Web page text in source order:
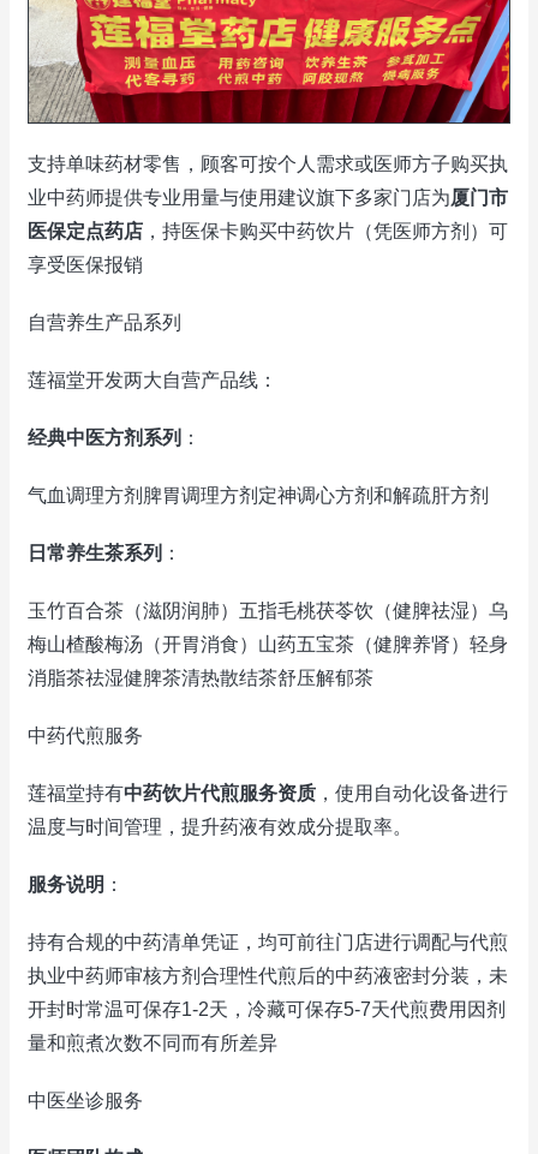
支持单味药材零售，顾客可按个人需求或医师方子购买执
业中药师提供专业用量与使用建议旗下多家门店为厦门市
医保定点药店 ，持医保卡购买中药饮片（凭医师方剂）可
享受医保报销
自营养生产品系列
莲福堂开发两大自营产品线：
经典中医方剂系列 ：
气血调理方剂脾胃调理方剂定神调心方剂和解疏肝方剂
日常养生茶系列 ：
玉竹百合茶（滋阴润肺）五指毛桃茯苓饮（健脾祛湿）乌
梅山楂酸梅汤（开胃消食）山药五宝茶（健脾养肾）轻身
消脂茶祛湿健脾茶清热散结茶舒压解郁茶
中药代煎服务
莲福堂持有中药饮片代煎服务资质 ，使用自动化设备进行
温度与时间管理，提升药液有效成分提取率。
服务说明 ：
持有合规的中药清单凭证，均可前往门店进行调配与代煎
执业中药师审核方剂合理性代煎后的中药液密封分装，未
开封时常温可保存1-2天，冷藏可保存5-7天代煎费用因剂
量和煎煮次数不同而有所差异
中医坐诊服务